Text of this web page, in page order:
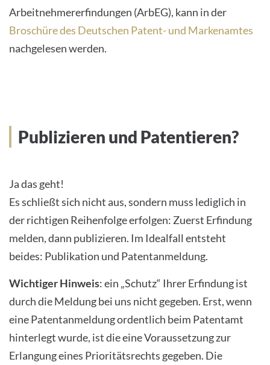
Arbeitnehmererfindungen (ArbEG), kann in der
Broschüre des Deutschen Patent- und Markenamtes
nachgelesen werden.
Publizieren und Patentieren?
Ja das geht!
Es schließt sich nicht aus, sondern muss lediglich in
der richtigen Reihenfolge erfolgen: Zuerst Erfindung
melden, dann publizieren. Im Idealfall entsteht
beides: Publikation und Patentanmeldung.
Wichtiger Hinweis: ein „Schutz“ Ihrer Erfindung ist
durch die Meldung bei uns nicht gegeben. Erst, wenn
eine Patentanmeldung ordentlich beim Patentamt
hinterlegt wurde, ist die eine Voraussetzung zur
Erlangung eines Prioritätsrechts gegeben. Die